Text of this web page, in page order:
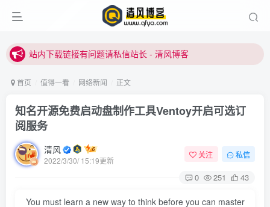
站内下载链接有问题请私信站长 - 清风博客
站内下载链接有问题请私信站长 - 清风博客
首页 值得一看 网络新闻 正文
知名开源免费启动盘制作工具Ventoy开启可选订
阅服务
清风
2022/3/30/ 15:19更新
关注 私信
0 251 43
You must learn a new way to think before you can master